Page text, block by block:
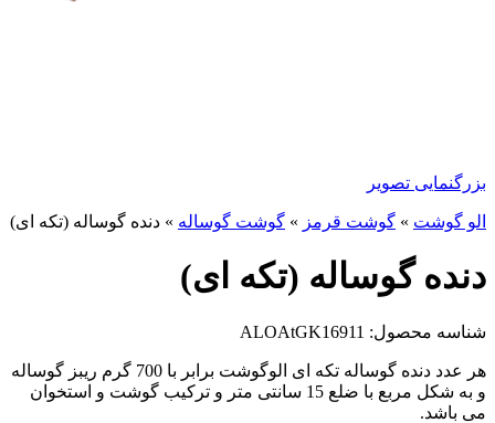
بزرگنمایی تصویر
الو گوشت » گوشت قرمز » گوشت گوساله » دنده گوساله (تکه ای)
دنده گوساله (تکه ای)
شناسه محصول: ALOAtGK16911
هر عدد دنده گوساله تکه ای الوگوشت برابر با 700 گرم ریبز گوساله
و به شکل مربع با ضلع 15 سانتی متر و ترکیب گوشت و استخوان
می باشد.